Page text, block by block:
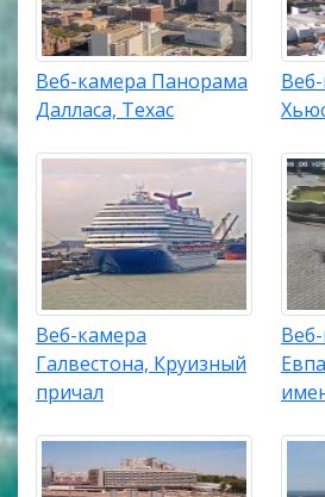
Веб-камера Панорама
Далласа, Техас
Веб-камера
Галвестона, Круизный
причал